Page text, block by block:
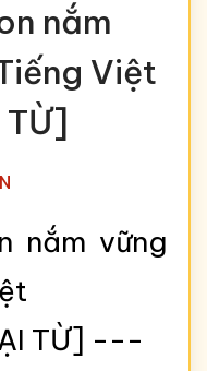
nắm
Việt
nắm vững
TỪ] ---